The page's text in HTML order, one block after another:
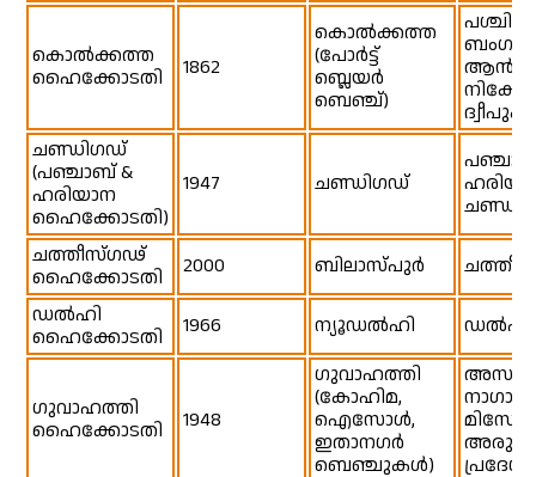
കൊൽക്കത്ത
ഹൈക്കോടതി
1862
കൊൽക്കത്ത
(പോർട്ട്
ബ്ലെയർ
ബെഞ്ച്)
പശ്ചിമ
ചണ്ഡിഗഡ്
(പഞ്ചാബ് &
ഹരിയാന
ഹൈക്കോടതി)
1947 ചണ്ഡിഗഡ്
ചത്തീസ്ഗഢ്
ഹൈക്കോടതി
2000 ബിലാസ്പുർ
ഡൽഹി
ഹൈക്കോടതി
1966 ന്യൂഡൽഹി ഡൽഹി
ഗുവാഹത്തി
ഹൈക്കോടതി
1948
ഗുവാഹത്തി
(കോഹിമ,
ഐസോൾ,
ഇതാനഗർ
ബെഞ്ചുകൾ)
അസം,
പ്രദേശ്